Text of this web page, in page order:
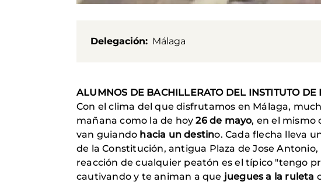
Delegación Málaga
ALUMNOS DE BACHILLERATO DEL INSTITUTO
Con el clima del que disfrutamos en Málaga,
mañana como la de hoy26 de mayo, en el mismo
van guiando hacia un destino. Cada flecha lleva
de la Constitución, antigua Plaza de Jose Antonio,
reacción de cualquier peatón es el típico "tengo
cautivando y te animan a que juegues a la ruleta